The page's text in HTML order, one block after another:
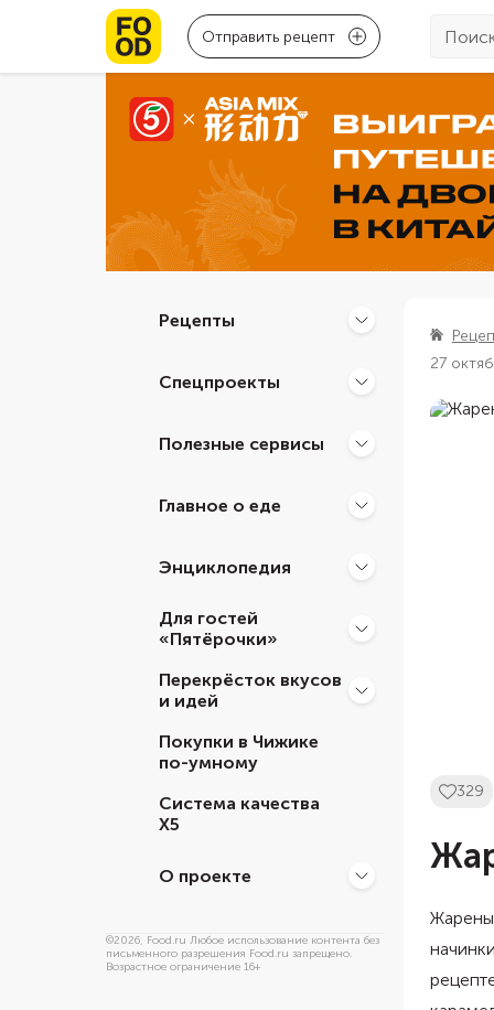
Отправить рецепт
Рецепты
Спецпроекты
Полезные сервисы
Главное о еде
Энциклопедия
Для гостей
«Пятёрочки»
Перекрёсток вкусов
и идей
Покупки в Чижике
по-умному
Система качества
Х5
О проекте
©2026, Food.ru Любое использование контента без
письменного разрешения Food.ru запрещено.
Возрастное ограничение 16+
27
329